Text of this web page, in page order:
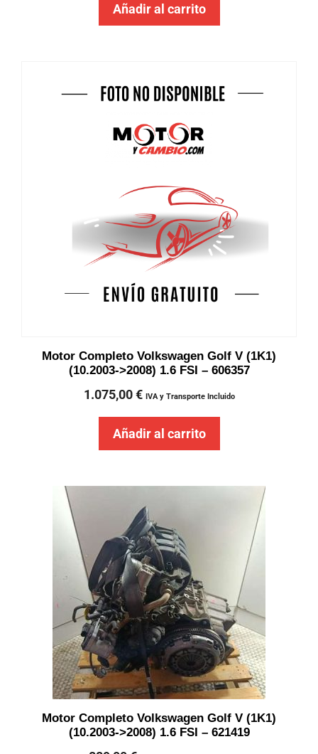
Añadir al carrito
Motor Completo Volkswagen Golf V (1K1)
(10.2003->2008) 1.6 FSI – 606357
1.075,00€ IVA y Transporte Incluido
Añadir al carrito
Motor Completo Volkswagen Golf V (1K1)
(10.2003->2008) 1.6 FSI – 621419